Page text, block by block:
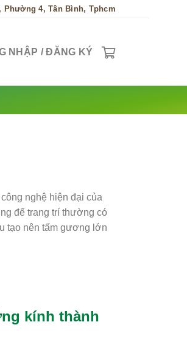
Phường 4, Tân Bình, Tphcm
NHẬP / ĐĂNG KÝ
nghệ hiện đại của
để trang trí thường có
tạo nên tấm gương lớn
kính thành